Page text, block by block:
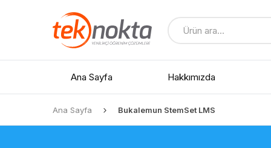
Ana Sayfa Hakkımızda
Ana Sayfa Bukalemun StemSet LMS